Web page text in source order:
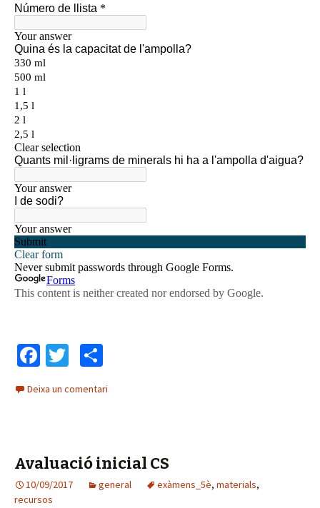
Fa
b
k
T
tt
o
m
te
ix
Deixa un comentari
Avaluació inicial CS
10/09/2017 general exàmens_5è, materials,
recursos